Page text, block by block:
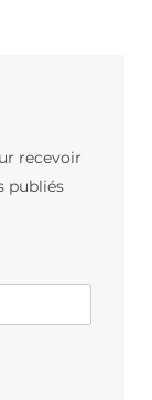
recevoir
publiés